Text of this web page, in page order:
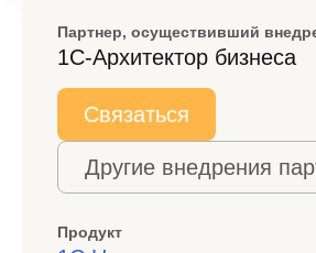
Партнер, осуществивший
1С-Архитектор бизнеса
Связаться
Другие внедрения
Продукт